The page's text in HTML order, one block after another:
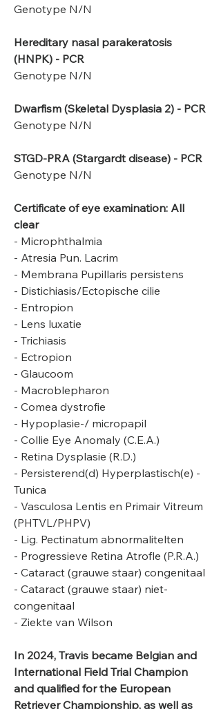
Genotype N/N
Hereditary nasal parakeratosis
(HNPK) - PCR
Genotype N/N
Dwarfism (Skeletal Dysplasia 2) - PCR
Genotype N/N
STGD-PRA (Stargardt disease) - PCR
Genotype N/N
Certificate of eye examination: All
clear
- Microphthalmia
- Atresia Pun. Lacrim
- Membrana Pupillaris persistens
- Distichiasis/Ectopische cilie
- Entropion
- Lens luxatie
- Trichiasis
- Ectropion
- Glaucoom
- Macroblepharon
- Comea dystrofie
- Hypoplasie-/ micropapil
- Collie Eye Anomaly (C.E.A.)
- Retina Dysplasie (R.D.)
- Persisterend(d) Hyperplastisch(e) -
Tunica
- Vasculosa Lentis en Primair Vitreum
(PHTVL/PHPV)
- Lig. Pectinatum abnormalitelten
- Progressieve Retina Atrofle (P.R.A.)
- Cataract (grauwe staar) congenitaal
- Cataract (grauwe staar) niet-
congenitaal
- Ziekte van Wilson
In 2024, Travis became Belgian and
International Field Trial Champion
and qualified for the European
Retriever Championship, as well as